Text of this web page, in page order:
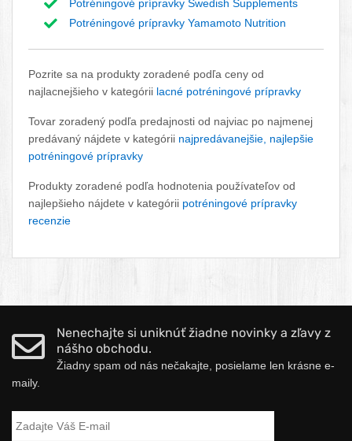
Potréningové prípravky Swedish Supplements
Potréningové prípravky Yamamoto Nutrition
Pozrite sa na produkty zoradené podľa ceny od
najlacnejšieho v kategórii lacné potréningové prípravky
Tovar zoradený podľa predajnosti od najviac po najmenej
predávaný nájdete v kategórii najpredávanejšie, najlepšie
potréningové prípravky
Produkty zoradené podľa hodnotenia používateľov od
najlepšieho nájdete v kategórii potréningové prípravky
recenzie
Nenechajte si uniknúť žiadne novinky a zľavy z
nášho obchodu.
Žiadny spam od nás nečakajte, posielame len krásne e-
maily.